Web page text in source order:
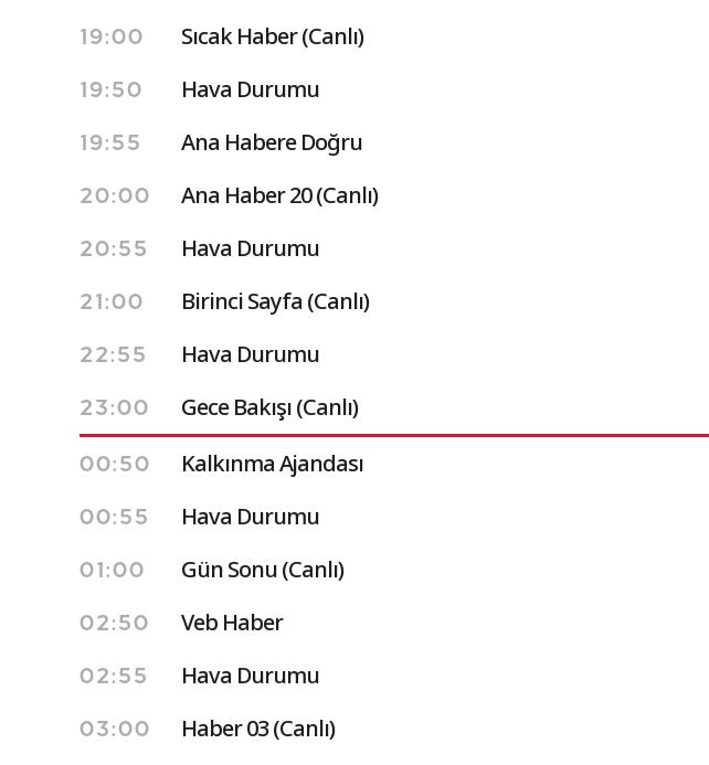
19:00 Sıcak Haber (Canlı)
19:50 Hava Durumu
19:55 Ana Habere Doğru
20:00 Ana Haber 20 (Canlı)
20:55 Hava Durumu
21:00 Birinci Sayfa (Canlı)
22:55 Hava Durumu
23:00 Gece Bakışı (Canlı)
00:50 Kalkınma Ajandası
00:55 Hava Durumu
01:00 Gün Sonu (Canlı)
02:50 Veb Haber
02:55 Hava Durumu
03:00 Haber 03 (Canlı)